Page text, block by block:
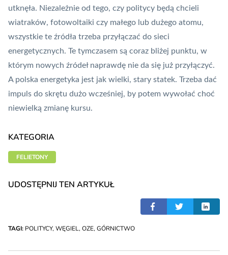
utknęła. Niezależnie od tego, czy politycy będą chcieli
wiatraków, fotowoltaiki czy małego lub dużego atomu,
wszystkie te źródła trzeba przyłączać do sieci
energetycznych. Te tymczasem są coraz bliżej punktu, w
którym nowych źródeł naprawdę nie da się już przyłączyć.
A polska energetyka jest jak wielki, stary statek. Trzeba dać
impuls do skrętu dużo wcześniej, by potem wywołać choć
niewielką zmianę kursu.
KATEGORIA
FELIETONY
UDOSTĘPNIJ TEN ARTYKUŁ
TAGI: POLITYCY, WĘGIEL, OZE, GÓRNICTWO